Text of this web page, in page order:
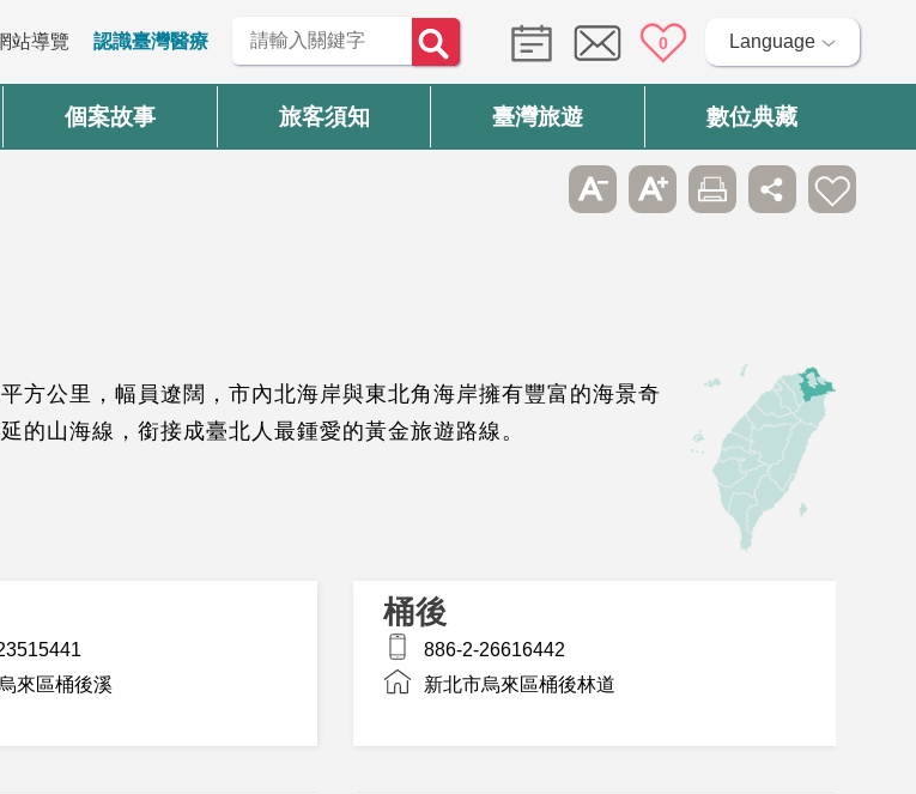
站導覽 認識臺灣醫療 0 Language
個案故事 旅客須知 臺灣旅遊 數位典藏
方公里，幅員遼闊，市內北海岸與東北角海岸擁有豐富的海景奇
的山海線，銜接成臺北人最鍾愛的黃金旅遊路線。
來區桶後溪
桶後
886-2-26616442
新北市烏來區桶後林道